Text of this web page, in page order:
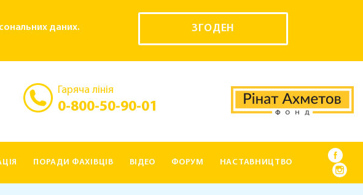
даних.
ЗГОДЕН
Гаряча лінія
0-800-50-90-01
ПОРАДИ ФАХІВЦІВ ВІДЕО ФОРУМ
НАСТАВНИЦТВО